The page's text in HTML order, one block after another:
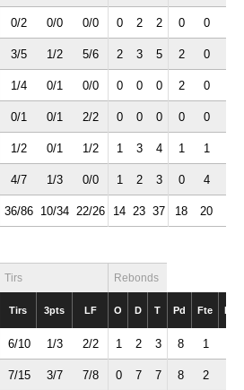
0/2 0/0 0/0 0 2 2 0 0
3/5 1/2 5/6 2 3 5 2 0
1/4 0/1 0/0 0 0 0 2 0
0/1 0/1 2/2 0 0 0 0 0
1/2 0/1 1/2 1 3 4 1 1
4/7 1/3 0/0 1 2 3 0 4
36/86 10/34 22/26 14 23 37 18 20
Tirs Rebonds
Tirs 3pts LF O D T Pd Fte
6/10 1/3 2/2 1 2 3 8 1
7/15 3/7 7/8 0 7 7 8 2